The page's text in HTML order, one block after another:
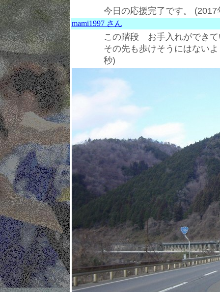
今日の応援完了です。
mami1997 さん
この階段 お手入れができて
その先も歩けそうにはない
秒)